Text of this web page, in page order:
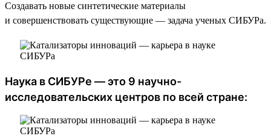
Создавать новые синтетические материалы
и совершенствовать существующие — задача ученых СИБУРа.
Наука в СИБУРе — это 9 научно-
исследовательских центров по всей стране: